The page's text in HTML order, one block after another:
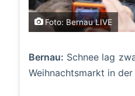
Foto: Bernau LIVE
Bernau: Schnee lag
Weihnachtsmarkt in